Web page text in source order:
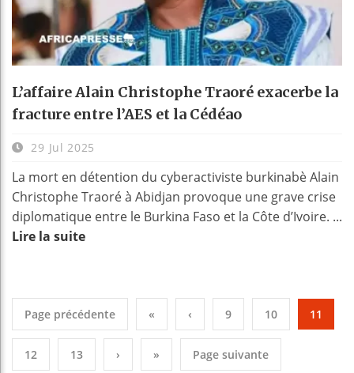
L’affaire Alain Christophe Traoré exacerbe la
fracture entre l’AES et la Cédéao
29 Jul 2025
La mort en détention du cyberactiviste burkinabè Alain
Christophe Traoré à Abidjan provoque une grave crise
diplomatique entre le Burkina Faso et la Côte d’Ivoire. ...
Lire la suite
Page précédente « ‹ 9 10 11
12 13 › » Page suivante